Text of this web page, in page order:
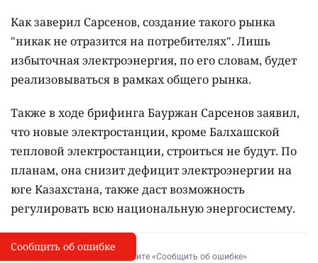
Как заверил Сарсенов, создание такого рынка
"никак не отразится на потребителях". Лишь
избыточная электроэнергия, по его словам, будет
реализовываться в рамках общего рынка.
Также в ходе брифинга Бауржан Сарсенов заявил,
что новые электростанции, кроме Балхашской
тепловой электростанции, строиться не будут. По
планам, она снизит дефицит электроэнергии на
юге Казахстана, также даст возможность
регулировать всю национальную энергосистему.
I
Сообщить об опечатке
Выделите фрагмент и нажмите «Сообщить об ошибке»
Сообщить об ошибке